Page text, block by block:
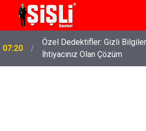
07:15
İskele'de Kiralık Daire
Yaşam